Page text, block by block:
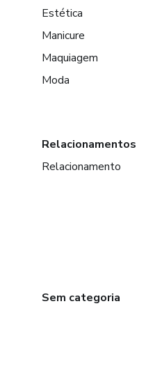
Estética
Manicure
Maquiagem
Moda
Relacionamentos
Relacionamento
Sem categoria